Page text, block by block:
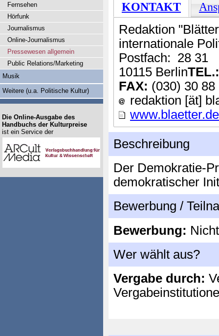
KONTAKT
Redaktion
internationale
Postfach: 28 31
10115 Berlin
FAX: (030) 30 88
redaktion [ät]
www.blaetter.de
Beschreibung
Der Demokratie-
demokratischer
Bewerbung /
Bewerbung:
Wer wählt aus?
Vergabe durch:
Fernsehen
Hörfunk
Journalismus
Online-Journalismus
Pressewesen allgemein
Public Relations/Marketing
Musik
Weitere (u.a. Politische Kultur)
Die Online-Ausgabe des
Handbuchs der Kulturpreise
ist ein Service der